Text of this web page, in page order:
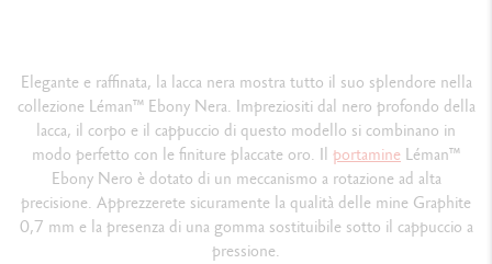
Elegante e raffinata, la lacca nera mostra tutto il suo splendore nella
collezione Léman™ Ebony Nera. Impreziositi dal nero profondo della
lacca, il corpo e il cappuccio di questo modello si combinano in
modo perfetto con le finiture placcate oro. Il portamine Léman™
Ebony Nero è dotato di un meccanismo a rotazione ad alta
precisione. Apprezzerete sicuramente la qualità delle mine Graphite
0,7 mm e la presenza di una gomma sostituibile sotto il cappuccio a
pressione.